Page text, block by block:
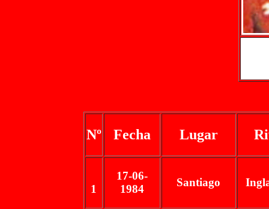
Nº Fecha Lugar
1
17-06-
1984
Santiago